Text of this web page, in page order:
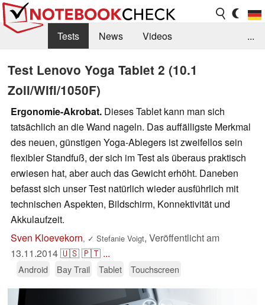
Tests News
Videos
Kaufberatung
Deals
Forum
...
Test Lenovo Yoga Tablet 2 (10.1
Zoll/Wifi/1050F)
Ergonomie-Akrobat. Dieses Tablet kann man sich
tatsächlich an die Wand nageln. Das auffälligste Merkmal
des neuen, günstigen Yoga-Ablegers ist zweifellos sein
flexibler Standfuß, der sich im Test als überaus praktisch
erwiesen hat, aber auch das Gewicht erhöht. Daneben
befasst sich unser Test natürlich wieder ausführlich mit
technischen Aspekten, Bildschirm, Konnektivität und
Akkulaufzeit.
Sven Kloevekorn, ✓ Stefanie Voigt, Veröffentlicht am
13.11.2014🇺🇸🇵🇹 ...
Android Bay Trail Tablet Touchscreen